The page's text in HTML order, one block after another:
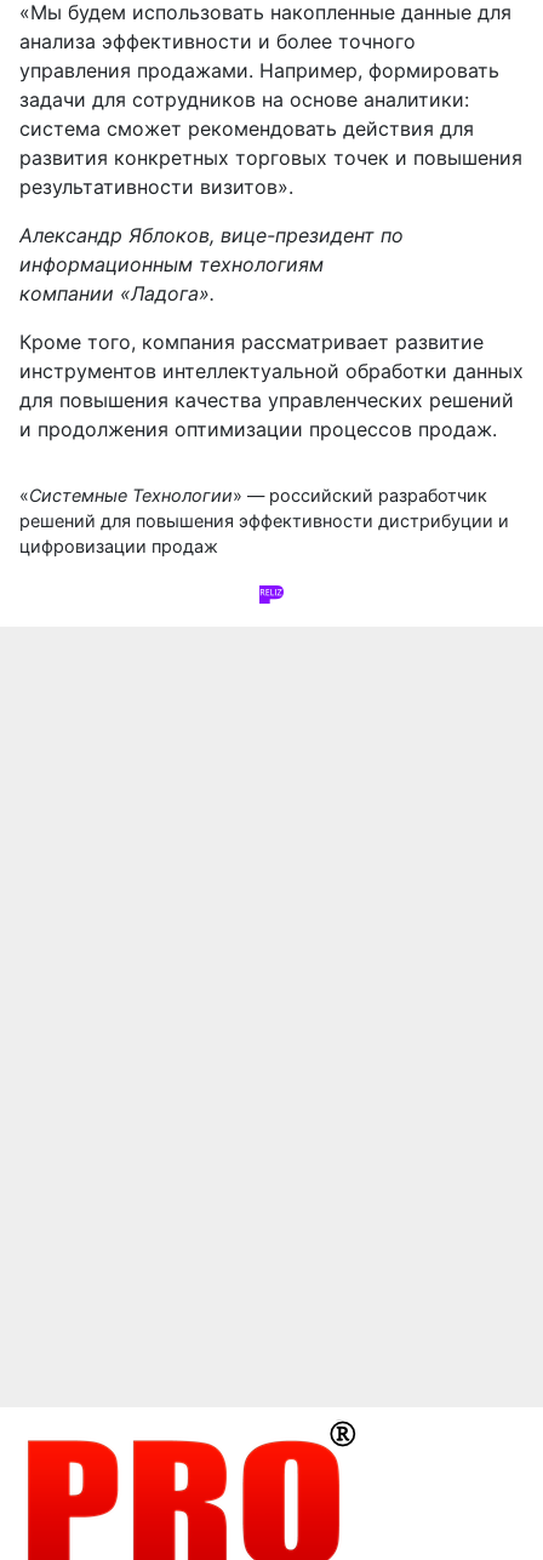
«Мы будем использовать накопленные данные для
анализа эффективности и более точного
управления продажами. Например, формировать
задачи для сотрудников на основе аналитики:
система сможет рекомендовать действия для
развития конкретных торговых точек и повышения
результативности визитов».
Александр Яблоков, вице-президент по
информационным технологиям
компании «Ладога».
Кроме того, компания рассматривает развитие
инструментов интеллектуальной обработки данных
для повышения качества управленческих решений
и продолжения оптимизации процессов продаж.
«Системные Технологии» — российский разработчик
решений для повышения эффективности дистрибуции и
цифровизации продаж